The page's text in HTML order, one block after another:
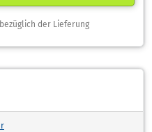
der Lieferung